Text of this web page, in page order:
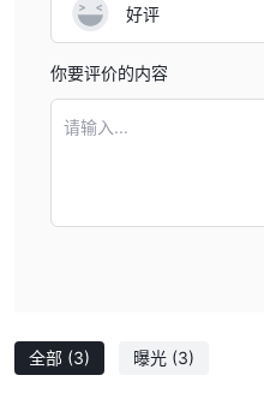
全部 (3) 曝光 (3)
好评
你要评价的内容
请输入...